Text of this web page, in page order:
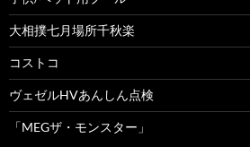
大相撲七月場所千秋楽
コストコ
ヴェゼルHVあんしん点検
「MEGザ・モンスター」